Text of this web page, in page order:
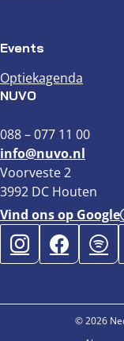
Events
Optiekagenda
NUVO
088 – 077 11 00
info@nuvo.nl
Voorveste 2
3992 DC Houten
Vind ons op Google
© 2026